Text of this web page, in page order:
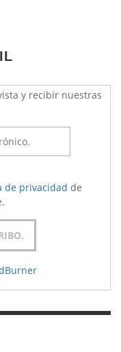
y recibir nuestras
de privacidad de